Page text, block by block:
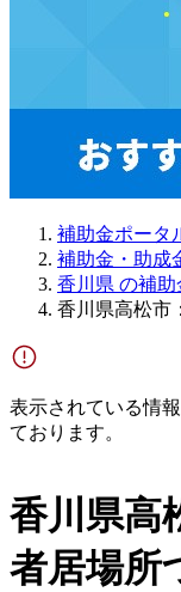
補助金ポータ
補助金・助成
香川県 の補
香川県高松市
表示されている情
ております。
香川県高
者居場所